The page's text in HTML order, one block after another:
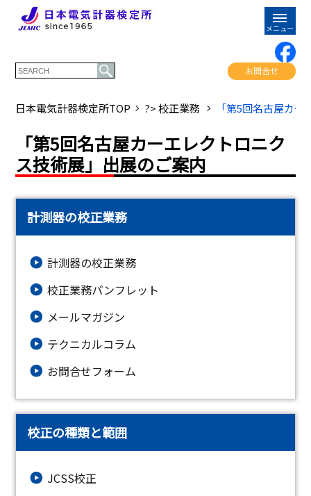
お問合せ
日本電気計器検定所TOP ?> 校正業務 「第5回名古屋カ
「第5回名古屋カーエレクトロニク
ス技術展」出展のご案内
計測器の校正業務
計測器の校正業務
校正業務パンフレット
メールマガジン
テクニカルコラム
お問合せフォーム
校正の種類と範囲
JCSS校正